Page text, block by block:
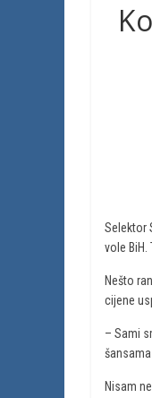
Selektor
vole
Nešto
cijene
– Sami
Nisam